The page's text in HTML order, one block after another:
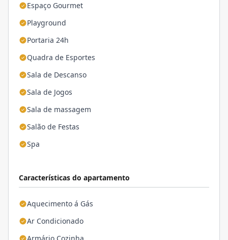
Espaço Gourmet
Playground
Portaria 24h
Quadra de Esportes
Sala de Descanso
Sala de Jogos
Sala de massagem
Salão de Festas
Spa
Características do apartamento
Aquecimento á Gás
Ar Condicionado